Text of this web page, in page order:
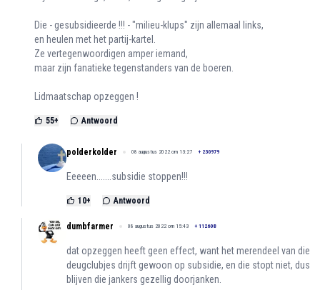
Die - gesubsidieerde !!! - "milieu-klups" zijn allemaal links,
en heulen met het partij-kartel.
Ze vertegenwoordigen amper iemand,
maar zijn fanatieke tegenstanders van de boeren.
Lidmaatschap opzeggen !
55+ Antwoord
polderkolder 08 augustus 2022 om 13:27 + 230979
Eeeeen.......subsidie stoppen!!!
10+ Antwoord
dumbfarmer 08 augustus 2022 om 15:43 + 112608
dat opzeggen heeft geen effect, want het merendeel van die
deugclubjes drijft gewoon op subsidie, en die stopt niet, dus
blijven die jankers gezellig doorjanken.